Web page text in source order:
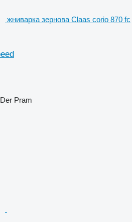
жниварка зернова Claas corio 870 fc
Pram